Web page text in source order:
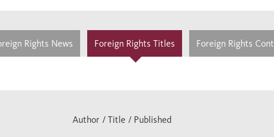
Rights News Foreign Rights Titles Foreign Rights
Author / Title / Published